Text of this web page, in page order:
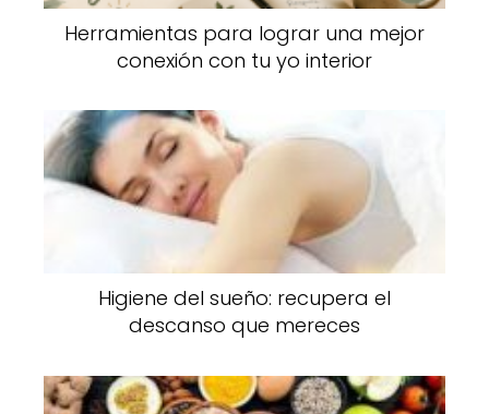
Herramientas para lograr una mejor
conexión con tu yo interior
Higiene del sueño: recupera el
descanso que mereces